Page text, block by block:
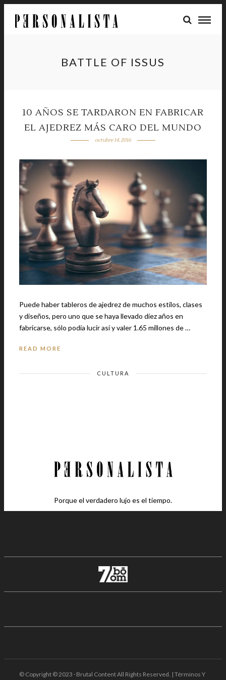
BATTLE OF ISSUS
10 AÑOS SE TARDARON EN FABRICAR
EL AJEDREZ MÁS CARO DEL MUNDO
octubre 14, 2016
Puede haber tableros de ajedrez de muchos estilos, clases
y diseños, pero uno que se haya llevado diez años en
fabricarse, sólo podía lucir así y valer 1.65 millones de …
READ MORE
CULTURA
Porque el verdadero lujo es el tiempo.
© Copyright © 2023 · Brutal Content All Rights Reserved. | Términos Y